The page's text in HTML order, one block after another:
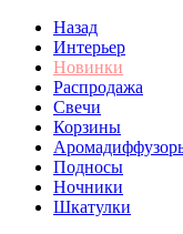
Назад
Интерьер
Новинки
Распродажа
Свечи
Корзины
Подносы
Ночники
Шкатулки